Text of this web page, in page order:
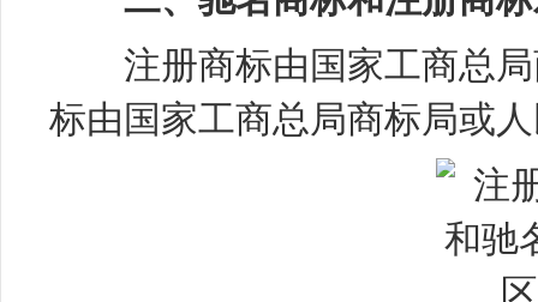
注册商标由国家工商总局
标由国家工商总局商标局或